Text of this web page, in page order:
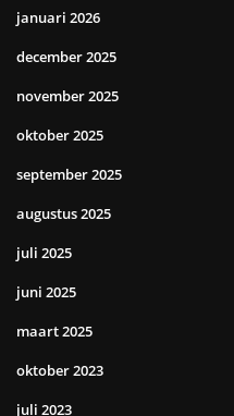
januari 2026
december 2025
november 2025
oktober 2025
september 2025
augustus 2025
juli 2025
juni 2025
maart 2025
oktober 2023
juli 2023